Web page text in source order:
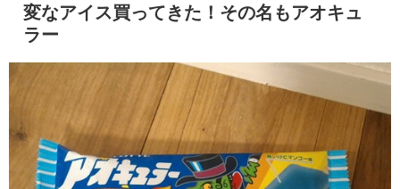
変なアイス買ってきた！その名もアオキュ
ラー